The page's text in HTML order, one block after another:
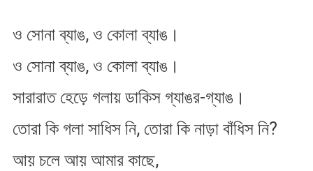
ও সোনা ব্যাঙ, ও কোলা ব্যাঙ।
ও সোনা ব্যাঙ, ও কোলা ব্যাঙ।
সারারাত হেড়ে গলায় ডাকিস গ্যাঙর​-গ্যাঙ।
তোরা কি গলা সাধিস নি, তোরা কি নাড়া বাঁধিস নি?
আয় চলে আয় আমার কাছে,